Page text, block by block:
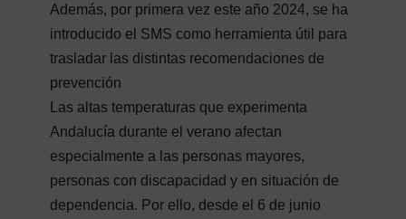
Además, por primera vez este año 2024, se ha
introducido el SMS como herramienta útil para
trasladar las distintas recomendaciones de
prevención
Las altas temperaturas que experimenta
Andalucía durante el verano afectan
especialmente a las personas mayores,
personas con discapacidad y en situación de
dependencia. Por ello, desde el 6 de junio